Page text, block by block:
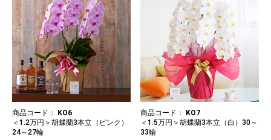
商品コード：
KO6
＜1.2万円＞胡蝶蘭3本立（ピンク）
24～27輪
商品コード：
KO7
＜1.5万円＞胡蝶蘭3本立（白）30～
33輪